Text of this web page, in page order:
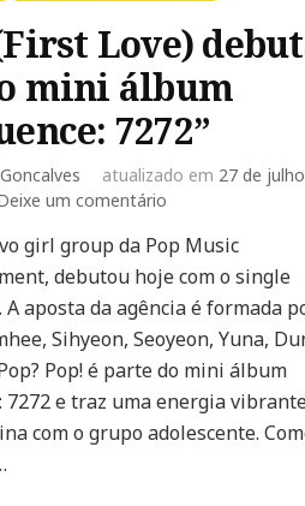
Love)
mini álbum
7272”
atualizado em 27 de
um comentário
(First
Love)
debuta
o
mini
álbum
“Sequence:
girl group da Pop Music
debutou hoje com o single
A aposta da agência é formada
Sihyeon, Seoyeon, Yuna,
Pop! é parte do mini álbum
7272 e traz uma energia
com o grupo adolescente.